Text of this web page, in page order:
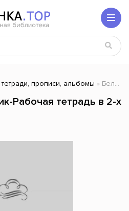
прописи, альбомы » Белка и Ко: Задачник-Рабочая тетрадь в 2-х частях. Часть 2
Рабочая тетрадь в 2-х